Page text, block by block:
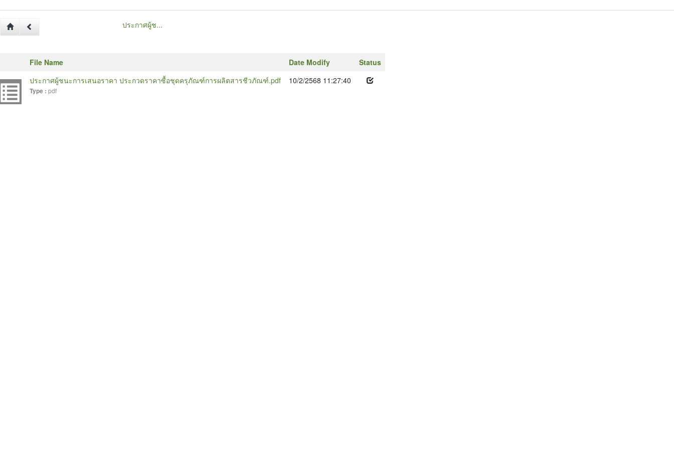
ประกาศผู้ช...
File Name Date Modify
Status
ประกาศผู้ชนะการเสนอราคา ประกวดราคาซื้อชุดครุภัณฑ์การผลิตสารชีวภัณฑ์.pdf
Type : pdf
10/2/2568 11:27:40